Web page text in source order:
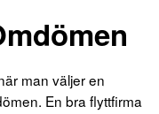
man väljer en
En bra flyttfirma